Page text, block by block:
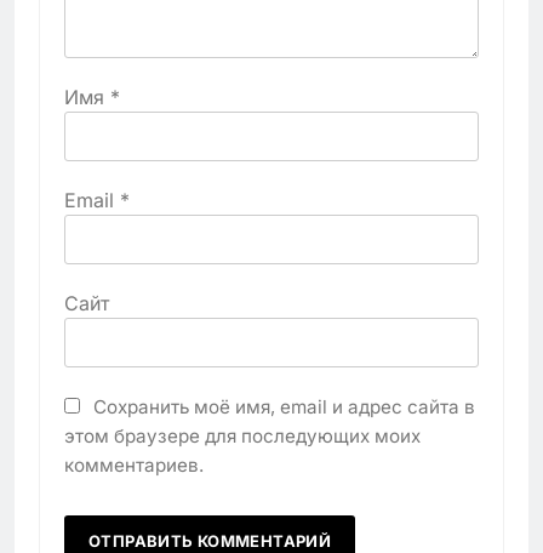
Имя *
Email *
Сайт
Сохранить моё имя, email и адрес сайта в
этом браузере для последующих моих
комментариев.